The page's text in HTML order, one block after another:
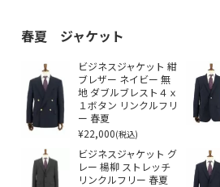
春夏 ジャケット
ビジネスジャケット 紺
ブレザー ネイビー 無
地 ダブルブレスト４ｘ
１ボタン リンクルフリ
ー 春夏
¥22,000(税込)
ビジネスジャケット グ
レー 楊柳 ストレッチ
リンクルフリー 春夏